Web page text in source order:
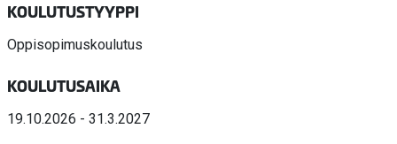
KOULUTUSTYYPPI
Oppisopimuskoulutus
KOULUTUSAIKA
19.10.2026 - 31.3.2027